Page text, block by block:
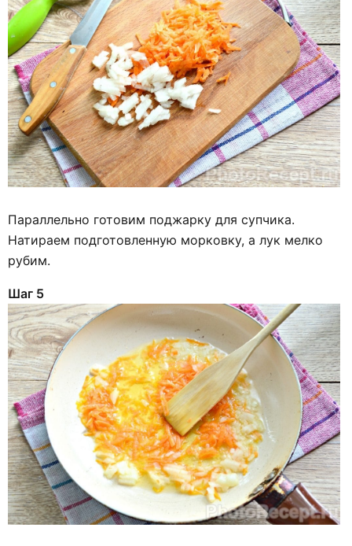
Параллельно готовим поджарку для супчика.
Натираем подготовленную морковку, а лук мелко
рубим.
Шаг 5